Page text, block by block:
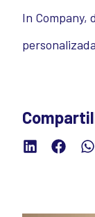
In Company,